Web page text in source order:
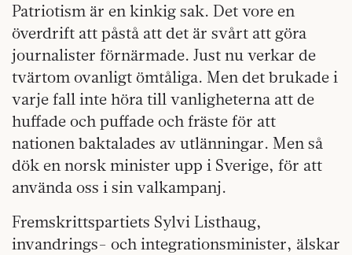
Patriotism är en kinkig sak. Det vore en
överdrift att påstå att det är svårt att göra
journalister förnärmade. Just nu verkar de
tvärtom ovanligt ömtåliga. Men det brukade i
varje fall inte höra till vanligheterna att de
huffade och puffade och fräste för att
nationen baktalades av utlänningar. Men så
dök en norsk minister upp i Sverige, för att
använda oss i sin valkampanj.
Fremskrittspartiets Sylvi Listhaug,
invandrings- och integrationsminister, älskar